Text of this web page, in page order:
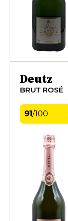
Deutz
BRUT ROSÉ
91/100